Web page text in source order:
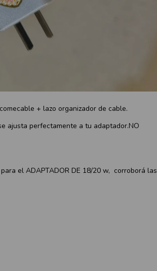
+ lazo organizador de cable.
ajusta perfectamente a tu adaptador.NO
el ADAPTADOR DE 18/20 w, corroborá las